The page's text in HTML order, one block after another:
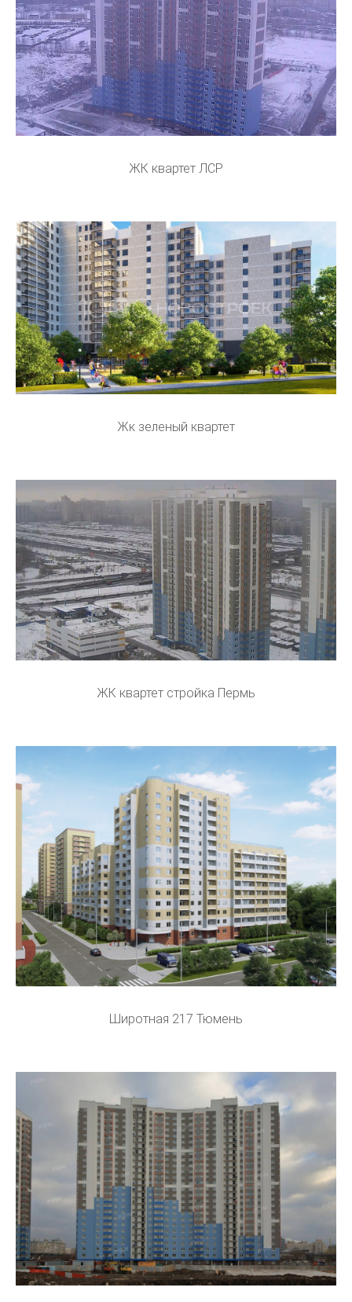
ЖК квартет ЛСР
Жк зеленый квартет
ЖК квартет стройка Пермь
Широтная 217 Тюмень